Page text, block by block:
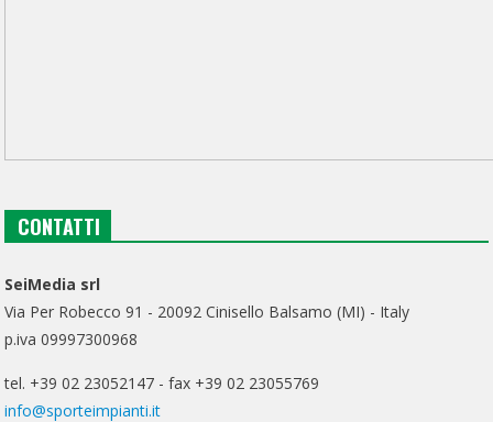
CONTATTI
SeiMedia srl
Via Per Robecco 91 - 20092 Cinisello Balsamo (MI) - Italy
p.iva 09997300968
tel. +39 02 23052147 - fax +39 02 23055769
info@sporteimpianti.it